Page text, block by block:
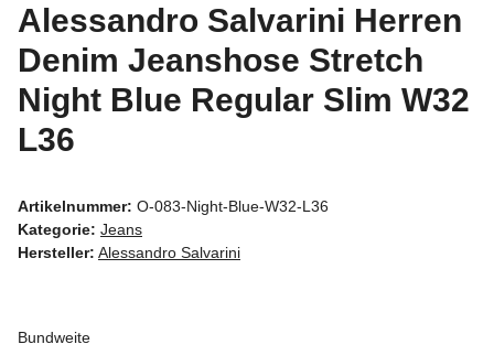
Alessandro Salvarini Herren
Denim Jeanshose Stretch
Night Blue Regular Slim W32
L36
Artikelnummer: O-083-Night-Blue-W32-L36
Kategorie: Jeans
Hersteller: Alessandro Salvarini
Bundweite